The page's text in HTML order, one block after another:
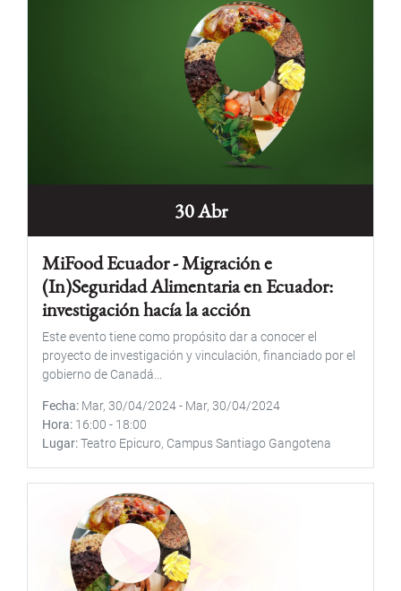
30 Abr
MiFood Ecuador - Migración e
(In)Seguridad Alimentaria en Ecuador:
investigación hacía la acción
Este evento tiene como propósito dar a conocer el
proyecto de investigación y vinculación, financiado por el
gobierno de Canadá...
Fecha Mar, 30/04/2024- Mar, 30/04/2024
Hora 16:00 - 18:00
Lugar Teatro Epicuro, Campus Santiago Gangotena